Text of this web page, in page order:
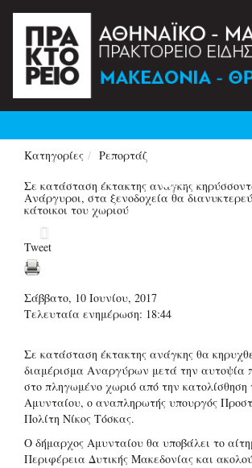
Κατηγορίες
Ρεπορτάζ
Σε κατάσταση έκτακτης ανάγκης
Ανάργυροι, στα ξενοδοχεία θα
κάτοικοι του χωριού
Previous
Tweet
Σάββατο, 10 Ιουνίου, 2017
Τελευταία ενημέρωση: 18:44
Σε κατάσταση έκτακτης ανάγκης θα
διαμέρισμα Αναργύρων μετά την αυτοψία
στο πληγωμένο χωριό από την κατολίσθηση
Αμυνταίου, ο αναπληρωτής υπουργός
Πολίτη Νίκος Τόσκας.
Ο δήμαρχος Αμυνταίου θα υποβάλει το
Περιφέρεια Δυτικής Μακεδονίας και